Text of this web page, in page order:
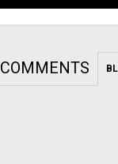
COMMENTS